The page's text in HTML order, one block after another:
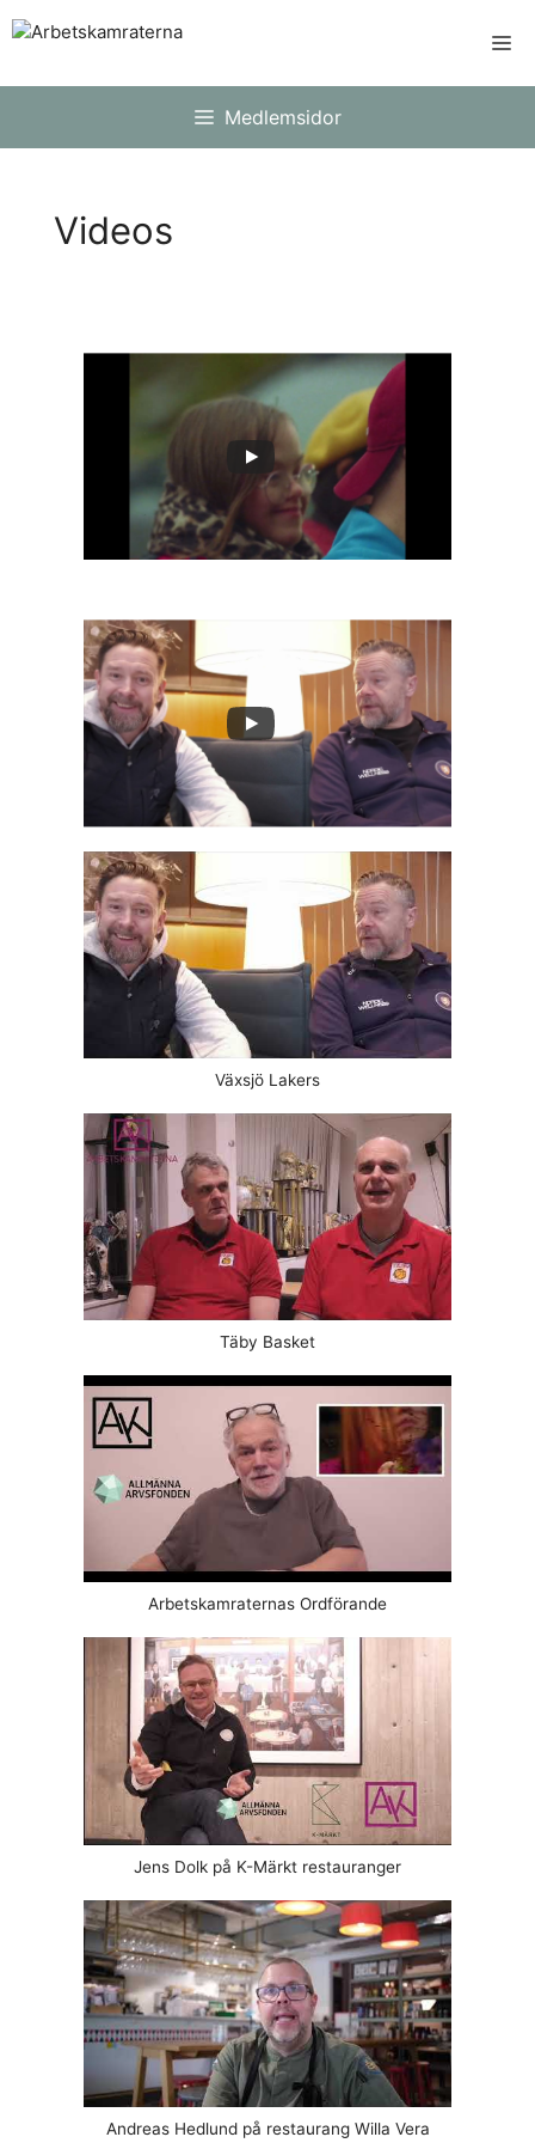
Skip
to
Medlemsidor
Videos
Växsjö Lakers
Täby Basket
Arbetskamraternas Ordförande
Jens Dolk på K-Märkt restauranger
Andreas Hedlund på restaurang Willa Vera